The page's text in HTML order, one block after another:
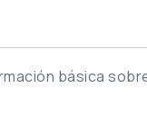
básica